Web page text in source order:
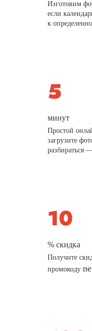
Изготовим
если
к
минут
Простой
загрузите
разбираться
% скидка
Получите
промокоду